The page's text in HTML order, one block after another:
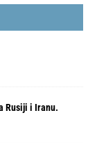
Rusiji i Iranu.